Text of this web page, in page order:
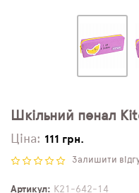
Шкільний пенал
Ціна: 111 грн.
Залишити
Артикул
K21-642-14